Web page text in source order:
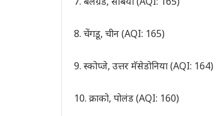
8. चेंगडू, चीन (AQI: 165)
9. स्कोप्जे, उत्तर मॅसेडोनिया (AQI: 164)
10. क्राको, पोलंड (AQI: 160)